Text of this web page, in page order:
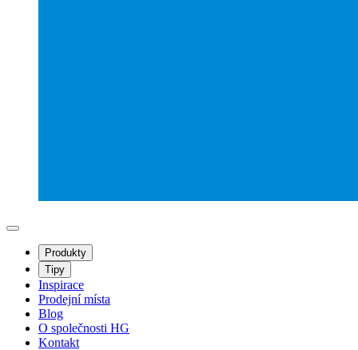
Produkty
Tipy
Inspirace
Prodejní místa
Blog
O společnosti HG
Kontakt